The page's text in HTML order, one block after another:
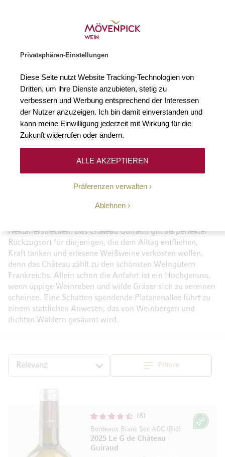
Privatsphären-Einstellungen
Diese Seite nutzt Website Tracking-Technologien von
Dritten, um ihre Dienste anzubieten, stetig zu
verbessern und Werbung entsprechend der Interessen
der Nutzer anzuzeigen. Ich bin damit einverstanden und
kann meine Einwilligung jederzeit mit Wirkung für die
Zukunft widerrufen oder ändern.
Präferenzen verwalten
Ablehnen
ALLE AKZEPTIEREN
Château Guiraud
edelsüßen Weißweine zu Hause sind. Im Herzen dieser
Bordeaux angehört, liegt das Château Guiraud, dessen
Hektar erstrecken. Das Château Guiraud gilt als perfekter
Rückzugsort für diejenigen, die dem Alltag entfliehen,
Kraft tanken und erlesene Weißweine verkosten wollen,
denn das Château zählt zu den schönsten Weingütern
Frankreichs. Allein schon die Anfahrt ist ein Hochgenuss,
wenn üppige Weinreben und wilde Gräser sich zu vereinen
scheinen. Eine Schatten spendende Platanenallee führt zu
einem stattlichen Anwesen, das von Weinbergen und
dichten Wäldern gesäumt wird.
Filtern
SortierenTop
8
Bordeaux Blanc Sec AOC (Bio)
2025 Le G de Château
Guiraud
Bio